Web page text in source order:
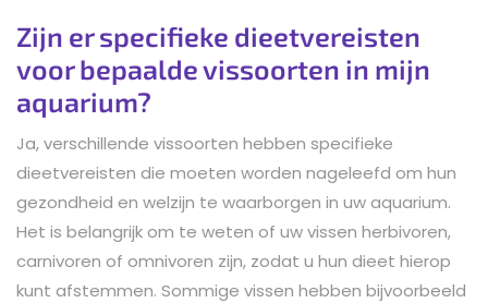
Zijn er specifieke dieetvereisten
voor bepaalde vissoorten in mijn
aquarium?
Ja, verschillende vissoorten hebben specifieke
dieetvereisten die moeten worden nageleefd om hun
gezondheid en welzijn te waarborgen in uw aquarium.
Het is belangrijk om te weten of uw vissen herbivoren,
carnivoren of omnivoren zijn, zodat u hun dieet hierop
kunt afstemmen. Sommige vissen hebben bijvoorbeeld